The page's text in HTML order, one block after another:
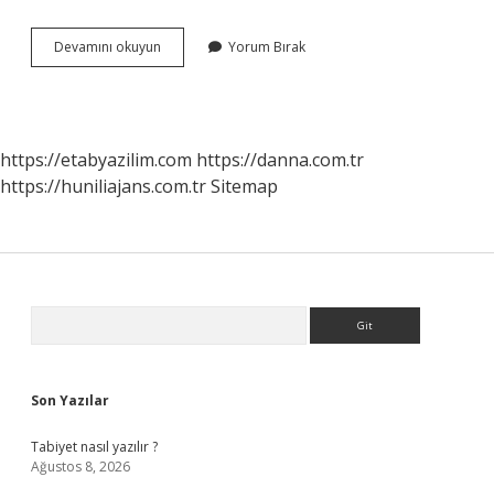
Devamını okuyun
Lake
Yorum Bırak
https://etabyazilim.com https://danna.com.tr
https://huniliajans.com.trSitemap
Son Yazılar
Tabiyet nasıl yazılır ?
Ağustos 8, 2026